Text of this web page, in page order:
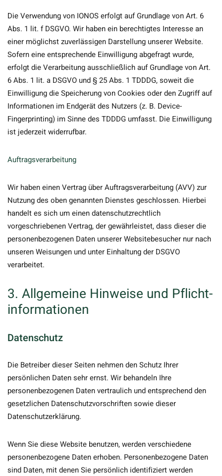
Die Verwendung von IONOS erfolgt auf Grundlage von Art. 6
Abs. 1 lit. f DSGVO. Wir haben ein berechtigtes Interesse an
einer möglichst zuverlässigen Darstellung unserer Website.
Sofern eine entsprechende Einwilligung abgefragt wurde,
erfolgt die Verarbeitung ausschließlich auf Grundlage von Art.
6 Abs. 1 lit. a DSGVO und § 25 Abs. 1 TDDDG, soweit die
Einwilligung die Speicherung von Cookies oder den Zugriff auf
Informationen im Endgerät des Nutzers (z. B. Device-
Fingerprinting) im Sinne des TDDDG umfasst. Die Einwilligung
ist jederzeit widerrufbar.
Auftragsverarbeitung
Wir haben einen Vertrag über Auftragsverarbeitung (AVV) zur
Nutzung des oben genannten Dienstes geschlossen. Hierbei
handelt es sich um einen datenschutzrechtlich
vorgeschriebenen Vertrag, der gewährleistet, dass dieser die
personenbezogenen Daten unserer Websitebesucher nur nach
unseren Weisungen und unter Einhaltung der DSGVO
verarbeitet.
3. Allgemeine Hinweise und Pflicht­
informationen
Datenschutz
Die Betreiber dieser Seiten nehmen den Schutz Ihrer
persönlichen Daten sehr ernst. Wir behandeln Ihre
personenbezogenen Daten vertraulich und entsprechend den
gesetzlichen Datenschutzvorschriften sowie dieser
Datenschutzerklärung.
Wenn Sie diese Website benutzen, werden verschiedene
personenbezogene Daten erhoben. Personenbezogene Daten
sind Daten, mit denen Sie persönlich identifiziert werden